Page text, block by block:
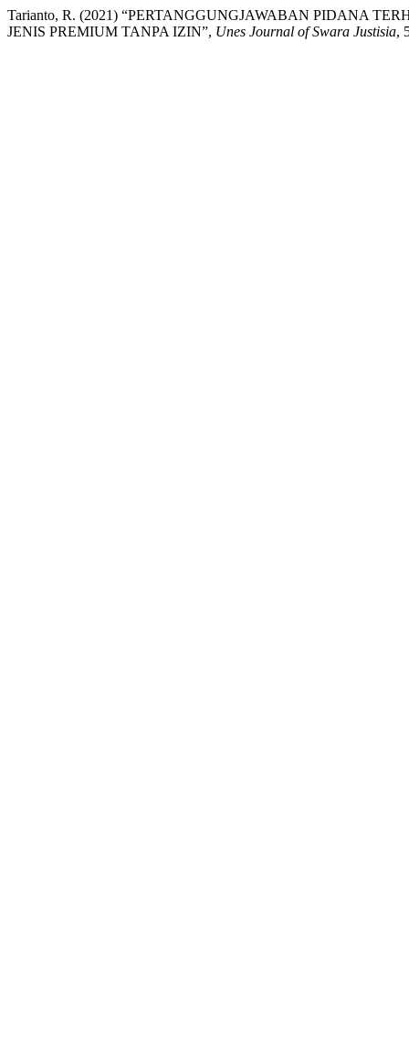
Tarianto, R. (2021) “PERTANGGUNGJAWABAN PIDANA
JENIS PREMIUM TANPA IZIN”, Unes Journal of Swara Justisia,